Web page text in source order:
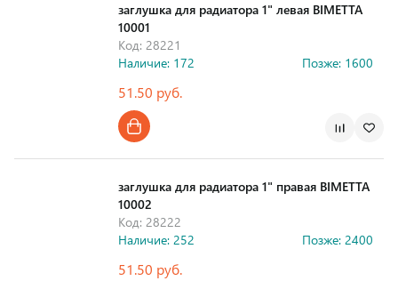
заглушка для радиатора 1" левая BIMETTA
10001
Код: 28221
Наличие: 172
Позже: 1600
51.50 руб.
заглушка для радиатора 1" правая BIMETTA
10002
Код: 28222
Наличие: 252
Позже: 2400
51.50 руб.